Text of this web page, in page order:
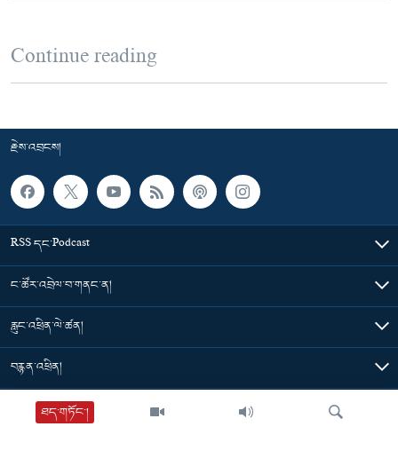
ཐད་གཏོང་།
Continue reading
རྗེས་འབྲངས།
RSS དང་Podcast
ང་ཚོར་འབྲེལ་བ་གནང་ན།
རླུང་འཕྲིན་ལེ་ཚན།
བརྙན་འཕྲིན།
གསར་འགྱུར་ཁག